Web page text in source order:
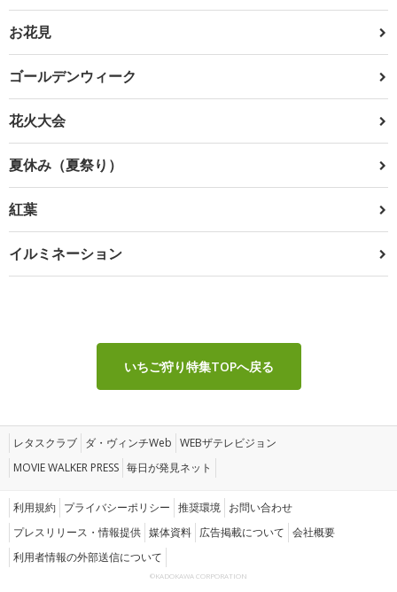
お花見
ゴールデンウィーク
花火大会
夏休み（夏祭り）
紅葉
イルミネーション
いちご狩り特集TOPへ戻る
レタスクラブ ダ・ヴィンチWeb WEBザテレビジョン
MOVIE WALKER PRESS 毎日が発見ネット
利用規約 プライバシーポリシー 推奨環境 お問い合わせ
プレスリリース・情報提供 媒体資料 広告掲載について 会社概要
利用者情報の外部送信について
©KADOKAWA CORPORATION